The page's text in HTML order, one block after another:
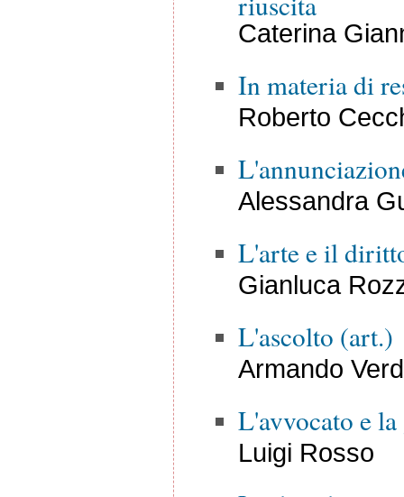
Caterina
In materia di
Roberto
Alessandra
L'arte e il
Gianluca
L'ascolto (art.)
Armando
L'avvocato e
Luigi Rosso